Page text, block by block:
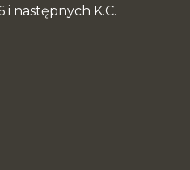
następnych K.C.